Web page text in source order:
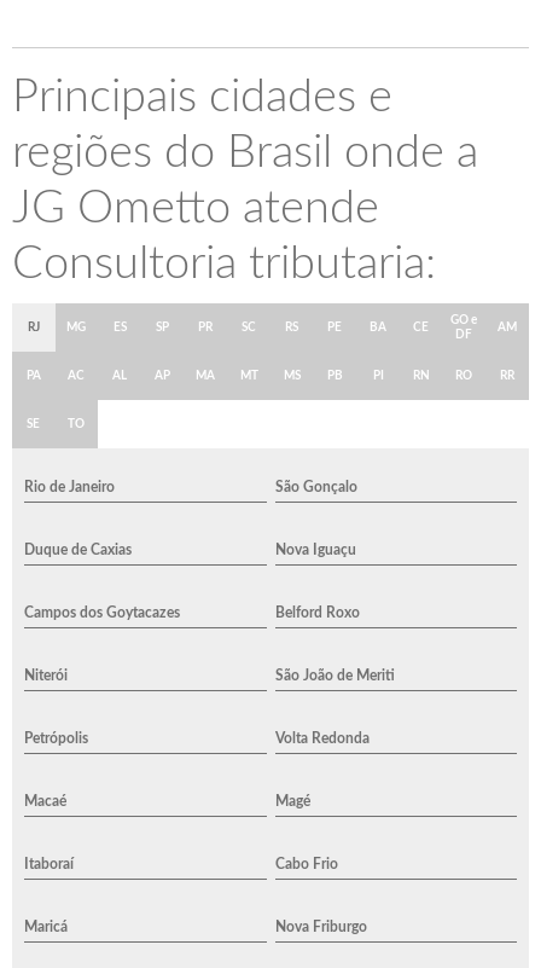
Principais cidades e
regiões do Brasil onde a
JG Ometto atende
Consultoria tributaria:
RJ MG ES SP PR SC RS PE BA CE
GO e
DF
AM
PA AC AL AP MA MT MS PB PI RN RO RR
SE TO
Rio de Janeiro São Gonçalo
Duque de Caxias Nova Iguaçu
Campos dos Goytacazes Belford Roxo
Niterói São João de Meriti
Petrópolis Volta Redonda
Macaé Magé
Itaboraí Cabo Frio
Maricá Nova Friburgo